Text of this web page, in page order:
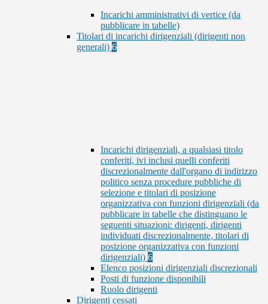
Incarichi amministrativi di vertice (da
pubblicare in tabelle)
Titolari di incarichi dirigenziali (dirigenti non
generali) 6
Incarichi dirigenziali, a qualsiasi titolo
conferiti, ivi inclusi quelli conferiti
discrezionalmente dall'organo di indirizzo
politico senza procedure pubbliche di
selezione e titolari di posizione
organizzativa con funzioni dirigenziali (da
pubblicare in tabelle che distinguano le
seguenti situazioni: dirigenti, dirigenti
individuati discrezionalmente, titolari di
posizione organizzativa con funzioni
dirigenziali) 6
Elenco posizioni dirigenziali discrezionali
Posti di funzione disponibili
Ruolo dirigenti
Dirigenti cessati